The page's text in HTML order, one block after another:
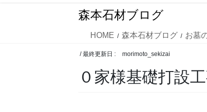
森本石材ブログ
HOME 森本石材ブログ お墓
/ 最終更新日 : morimoto_sekizai
０家様基礎打設